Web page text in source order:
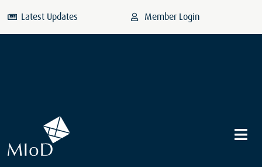
Latest Updates Member Login